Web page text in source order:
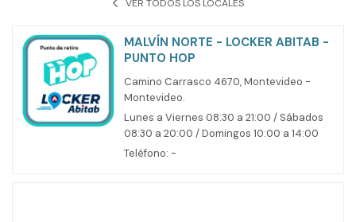
VER TODOS LOS LOCALES
MALVÍN NORTE - LOCKER ABITAB -
PUNTO HOP
Camino Carrasco 4670, Montevideo -
Montevideo.
Lunes a Viernes 08:30 a 21:00 / Sábados
08:30 a 20:00 / Domingos 10:00 a 14:00
Teléfono: -